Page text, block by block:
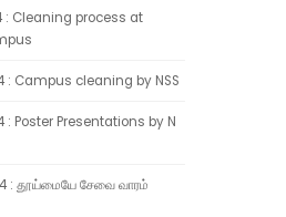
: Cleaning process at
: Campus cleaning by NSS
Poster Presentations by N
: தூய்மையே சேவை வாரம்